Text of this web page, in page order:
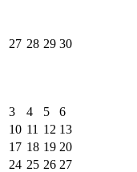
27 28 29 30
3 4 5 6
10 11 12 13
17 18 19 20
24 25 26 27